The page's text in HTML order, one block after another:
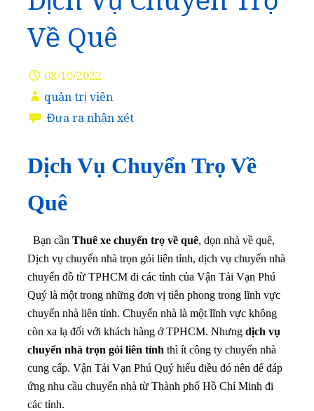
Về Quê
08/10/2022
quản trị viên
Đưa ra nhận xét
Dịch Vụ Chuyển Trọ Về
Quê
Bạn cần Thuê xe chuyển trọ về quê, dọn nhà về quê,
Dịch vụ chuyển nhà trọn gói liên tỉnh, dịch vụ chuyển nhà
chuyển đồ từ TPHCM đi các tỉnh của Vận Tải Vạn Phú
Quý là một trong những đơn vị tiên phong trong lĩnh vực
chuyển nhà liên tỉnh. Chuyển nhà là một lĩnh vực không
còn xa lạ đối với khách hàng ở TPHCM. Nhưng dịch vụ
chuyển nhà trọn gói liên tỉnh thì ít công ty chuyển nhà
cung cấp. Vận Tải Vạn Phú Quý hiểu điều đó nên để đáp
ứng nhu cầu chuyển nhà từ Thành phố Hồ Chí Minh đi
các tỉnh.